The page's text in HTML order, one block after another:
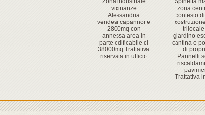
Zona industriale
vicinanze
Alessandria
vendesi capannone
2800mq con
annessa area in
parte edificabile di
38000mq Trattativa
riservata in ufficio
Spinetta
zona
contesto
trilocale
giardino
cantina e
di
Pannelli
Trattativa